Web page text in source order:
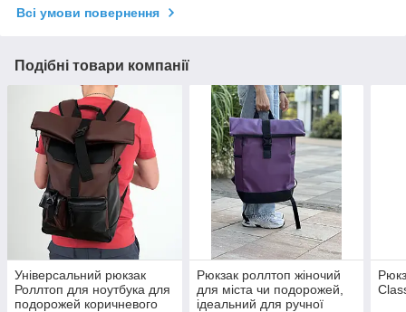
Всі умови повернення
Подібні товари компанії
Універсальний рюкзак
Роллтоп для ноутбука для
подорожей коричневого
Рюкзак роллтоп жіночий
для міста чи подорожей,
ідеальний для ручної